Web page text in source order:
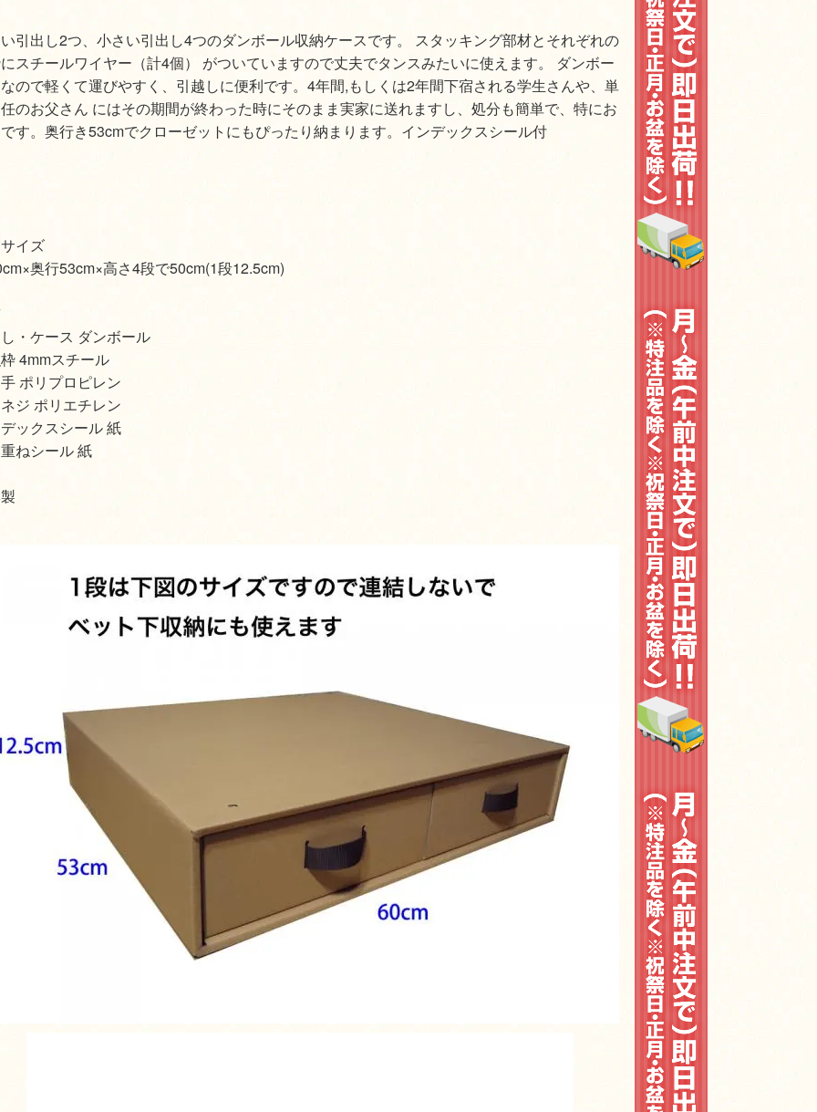
引出し2つ、小さい引出し4つのダンボール収納ケースです。 スタッキング部材とそれぞれの
スチールワイヤー（計4個） がついていますので丈夫でタンスみたいに使えます。 ダンボー
ので軽くて運びやすく、引越しに便利です。4年間,もしくは2年間下宿される学生さんや、単
のお父さん にはその期間が終わった時にそのまま実家に送れますし、処分も簡単で、特にお
す。奥行き53cmでクローゼットにもぴったり納まります。インデックスシール付
イズ
奥行53cm×高さ4段で50cm(1段12.5cm)
・ケース ダンボール
4mmスチール
ポリプロピレン
ジ ポリエチレン
ックスシール 紙
ねシール 紙